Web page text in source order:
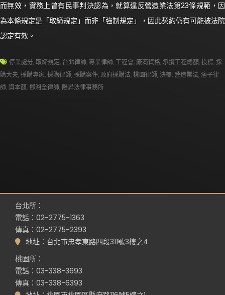
而無效，實務上曾有民事判決認為，就算違反營造業法第23條規範，因
為本條規定是「取締規定」而非「強制規定」，因此契約仍有可能被法院
認定有效。
停業處分,取締規定, 台北律師,專業律師,工程會,廠商資格, 承攬工程總額,投標,採
購大夫,採購專家,採購律師,採購案件,政府採購法,桃園律師, 決標, 營造業法,痞子律
師,資本額, 鄧湘全律師, 陽昇法律事務所
台北所：
電話：02-2775-1363
傳真：02-2775-2393
地址：台北市忠孝東路四段311號3樓之4
桃園所：
電話：03-338-3693
傳真：03-338-6393